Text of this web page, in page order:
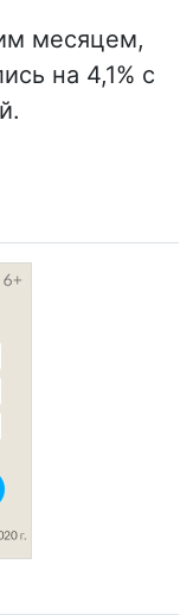
месяцем,
на 4,1% с